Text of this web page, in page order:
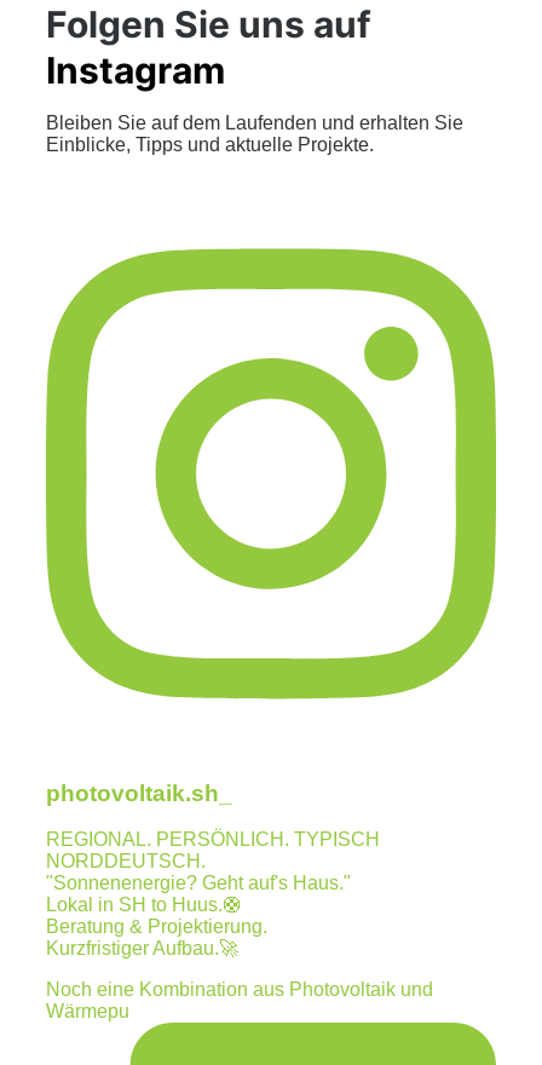
Folgen Sie uns auf
Instagram
Bleiben Sie auf dem Laufenden und erhalten Sie
Einblicke, Tipps und aktuelle Projekte.
photovoltaik.sh_
REGIONAL. PERSÖNLICH. TYPISCH
NORDDEUTSCH.
"Sonnenenergie? Geht auf's Haus."
Lokal in SH to Huus.🛟
Beratung & Projektierung.
Kurzfristiger Aufbau.🚀
Noch eine Kombination aus Photovoltaik und
Wärmepu